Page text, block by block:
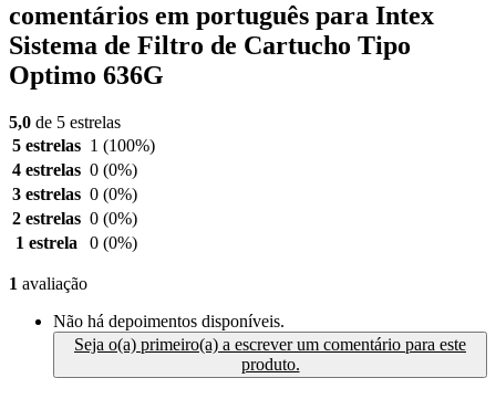
comentários em português para Intex
Sistema de Filtro de Cartucho Tipo
Optimo 636G
5,0 de 5 estrelas
5 estrelas 1 (100%)
4 estrelas 0 (0%)
3 estrelas 0 (0%)
2 estrelas 0 (0%)
1 estrela
0 (0%)
1 avaliação
Não há depoimentos disponíveis.
Seja o(a) primeiro(a) a escrever um comentário para este
produto.